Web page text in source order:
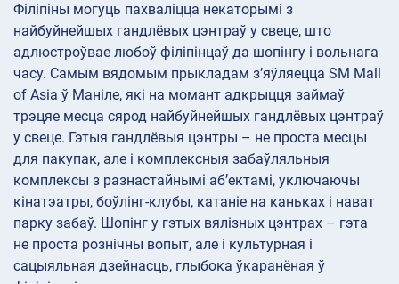
Філіпіны могуць пахваліцца некаторымі з
найбуйнейшых гандлёвых цэнтраў у свеце, што
адлюстроўвае любоў філіпінцаў да шопінгу і вольнага
часу. Самым вядомым прыкладам з’яўляецца SM Mall
of Asia ў Маніле, які на момант адкрыцця займаў
трэцяе месца сярод найбуйнейшых гандлёвых цэнтраў
у свеце. Гэтыя гандлёвыя цэнтры – не проста месцы
для пакупак, але і комплексныя забаўляльныя
комплексы з разнастайнымі аб’ектамі, уключаючы
кінатэатры, боўлінг-клубы, катаніе на каньках і нават
парку забаў. Шопінг у гэтых вялізных цэнтрах – гэта
не проста рознічны вопыт, але і культурная і
сацыяльная дзейнасць, глыбока ўкаранёная ў